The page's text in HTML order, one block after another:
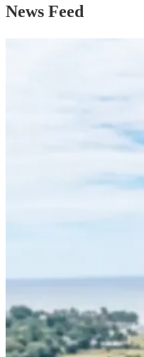
News Feed